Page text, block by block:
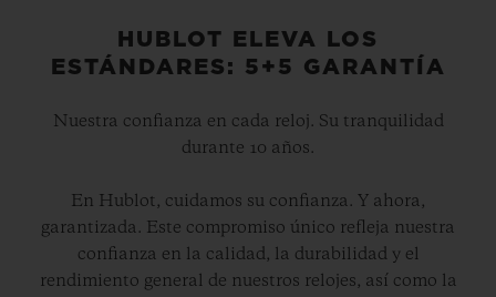
HUBLOT ELEVA LOS
ESTÁNDARES: 5+5 GARANTÍA
Nuestra confianza en cada reloj. Su tranquilidad
durante 10 años.
En Hublot, cuidamos su confianza. Y ahora,
garantizada. Este compromiso único refleja nuestra
confianza en la calidad, la durabilidad y el
rendimiento general de nuestros relojes, así como la